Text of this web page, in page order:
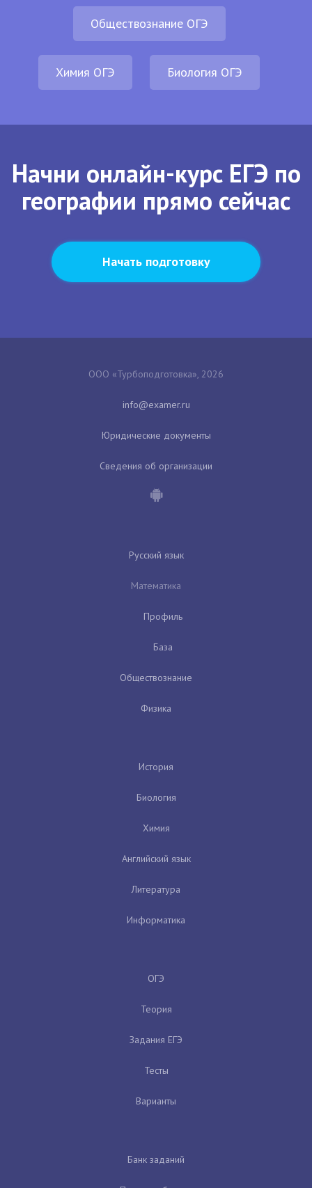
Обществознание ОГЭ
Химия ОГЭ Биология ОГЭ
Начни онлайн-курс ЕГЭ по
географии прямо сейчас
Начать подготовку
ООО «Турбоподготовка», 2026
Юридические документы
Сведения об организации
Русский язык
Математика
Профиль
База
Обществознание
Физика
История
Биология
Химия
Английский язык
Литература
Информатика
ОГЭ
Теория
Задания ЕГЭ
Тесты
Варианты
Банк заданий